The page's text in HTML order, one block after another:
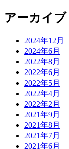
アーカイブ
2024年12月
2024年6月
2022年8月
2022年6月
2022年5月
2022年4月
2022年2月
2021年9月
2021年8月
2021年7月
2021年6月